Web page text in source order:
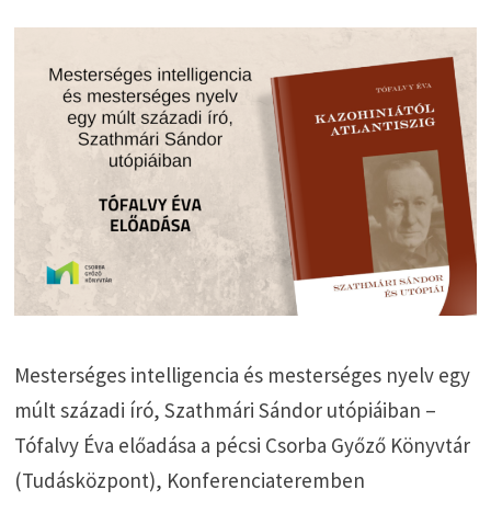
Mesterséges intelligencia és mesterséges nyelv egy
múlt századi író, Szathmári Sándor utópiáiban –
Tófalvy Éva előadása a pécsi Csorba Győző Könyvtár
(Tudásközpont), Konferenciateremben